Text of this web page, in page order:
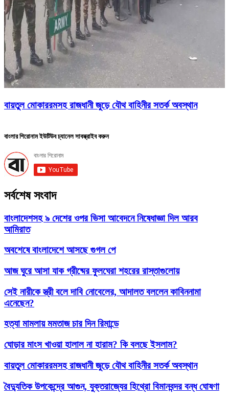
বায়তুল মোকাররমসহ রাজধানী জুড়ে যৌথ বাহিনীর সতর্ক অবস্থান
বাংলার শিরোনাম ইউটিউব চ্যানেল সাবস্ক্রাইব করুন
সর্বশেষ সংবাদ
বাংলাদেশসহ ৯ দেশের ওপর ভিসা আবেদনে নিষেধাজ্ঞা দিল আরব
আমিরাত
অবশেষে বাংলাদেশে আসছে গুগল পে
আজ ঘুরে আসা যাক গ্রীষ্মের ফুলঘেরা শহরের রাস্তাগুলোয়
সেই নারীকে স্ত্রী বলে দাবি নোবেলের, আদালত বললেন কাবিননামা
এনেছেন?
হত্যা মামলায় মমতাজ চার দিন রিমান্ডে
ঘোড়ার মাংস খাওয়া হালাল না হারাম? কি বলছে ইসলাম?
বায়তুল মোকাররমসহ রাজধানী জুড়ে যৌথ বাহিনীর সতর্ক অবস্থান
বৈদ্যুতিক উপকেন্দ্রে আগুন, যুক্তরাজ্যের হিথ্রো বিমানবন্দর বন্ধ ঘোষণা